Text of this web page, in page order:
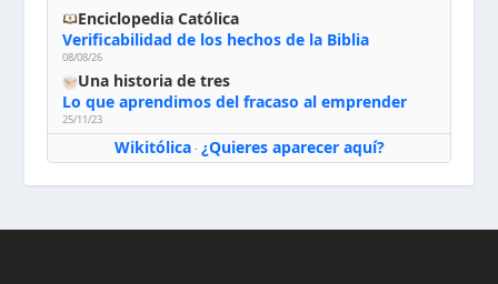
Enciclopedia Católica
Verificabilidad de los hechos de la Biblia
08/08/26
Una historia de tres
Lo que aprendimos del fracaso al emprender
25/11/23
Wikitólica· ¿Quieres aparecer aquí?